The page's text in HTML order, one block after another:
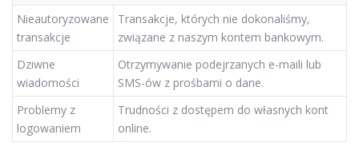
Nieautoryzowane
transakcje
Transakcje, których nie dokonaliśmy,
związane z naszym kontem bankowym.
Dziwne
wiadomości
Otrzymywanie podejrzanych e-maili lub
SMS-ów z prośbami o dane.
Problemy z
logowaniem
Trudności z dostępem do własnych kont
online.